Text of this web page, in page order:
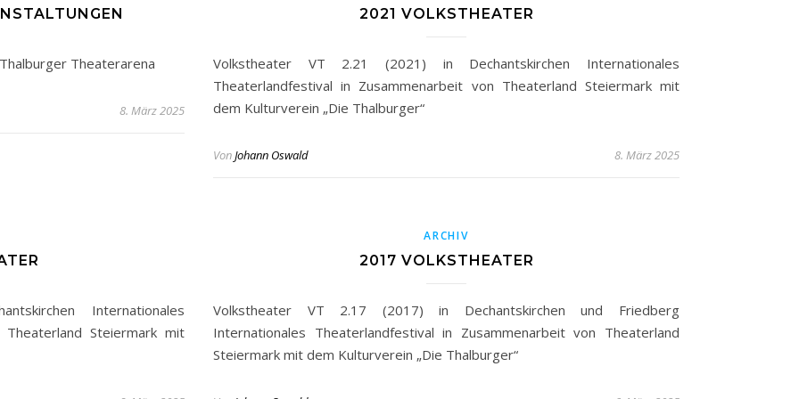
Theaterarena
8. März 2025
2021 VOLKSTHEATER
Volkstheater VT 2.21 (2021) in Dechantskirchen Internationales
Theaterlandfestival in Zusammenarbeit von Theaterland Steiermark mit
dem Kulturverein „Die Thalburger“
VonJohann Oswald 8. März 2025
Internationales
Steiermark mit
ARCHIV
2017 VOLKSTHEATER
Volkstheater VT 2.17 (2017) in Dechantskirchen und Friedberg
Internationales Theaterlandfestival in Zusammenarbeit von Theaterland
Steiermark mit dem Kulturverein „Die Thalburger“